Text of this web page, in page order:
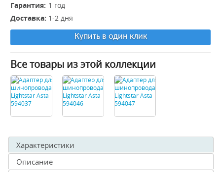
Гарантия: 1 год
Доставка: 1-2 дня
Купить в один клик
Все товары из этой коллекции
Характеристики
Описание